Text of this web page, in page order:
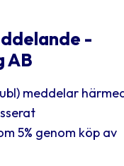
-
AB
meddelar
5% genom köp av